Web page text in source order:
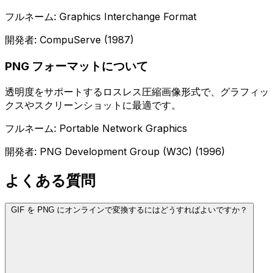
フルネーム: Graphics Interchange Format
開発者: CompuServe (1987)
PNG フォーマットについて
透明度をサポートするロスレス圧縮画像形式で、グラフィッ
クスやスクリーンショットに最適です。
フルネーム: Portable Network Graphics
開発者: PNG Development Group (W3C) (1996)
よくある質問
GIF を PNG にオンラインで変換するにはどうすればよいですか？